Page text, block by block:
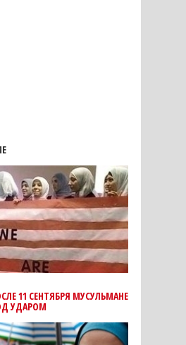
11 СЕНТЯБРЯ МУСУЛЬМАНЕ
УДАРОМ